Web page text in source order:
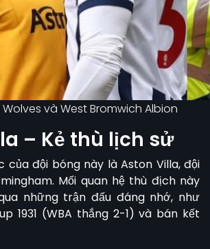
và West Bromwich Albion
– Kẻ thù lịch sử
của đội bóng này là Aston Villa, đội
Mối quan hệ thù địch này
những trận đấu đáng nhớ, như
1931 (WBA thắng 2-1) và bán kết